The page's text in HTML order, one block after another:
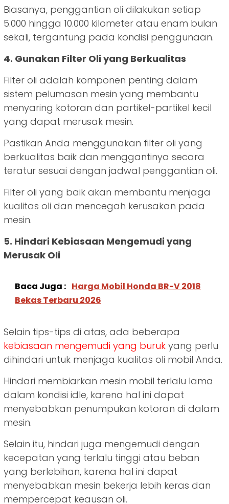
Biasanya, penggantian oli dilakukan setiap
5.000 hingga 10.000 kilometer atau enam bulan
sekali, tergantung pada kondisi penggunaan.
4. Gunakan Filter Oli yang Berkualitas
Filter oli adalah komponen penting dalam
sistem pelumasan mesin yang membantu
menyaring kotoran dan partikel-partikel kecil
yang dapat merusak mesin.
Pastikan Anda menggunakan filter oli yang
berkualitas baik dan menggantinya secara
teratur sesuai dengan jadwal penggantian oli.
Filter oli yang baik akan membantu menjaga
kualitas oli dan mencegah kerusakan pada
mesin.
5. Hindari Kebiasaan Mengemudi yang
Merusak Oli
Baca Juga : Harga Mobil Honda BR-V 2018
Bekas Terbaru 2026
Selain tips-tips di atas, ada beberapa
kebiasaan mengemudi yang buruk yang perlu
dihindari untuk menjaga kualitas oli mobil Anda.
Hindari membiarkan mesin mobil terlalu lama
dalam kondisi idle, karena hal ini dapat
menyebabkan penumpukan kotoran di dalam
mesin.
Selain itu, hindari juga mengemudi dengan
kecepatan yang terlalu tinggi atau beban
yang berlebihan, karena hal ini dapat
menyebabkan mesin bekerja lebih keras dan
mempercepat keausan oli.